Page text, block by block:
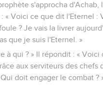
s'approcha d'Achab,
« Voici ce que dit l'Eternel :
? Je vais la livrer
que je suis l'Eternel. »
à qui ? » Il répondit : « Voici
aux serviteurs des chefs
doit engager le combat ?